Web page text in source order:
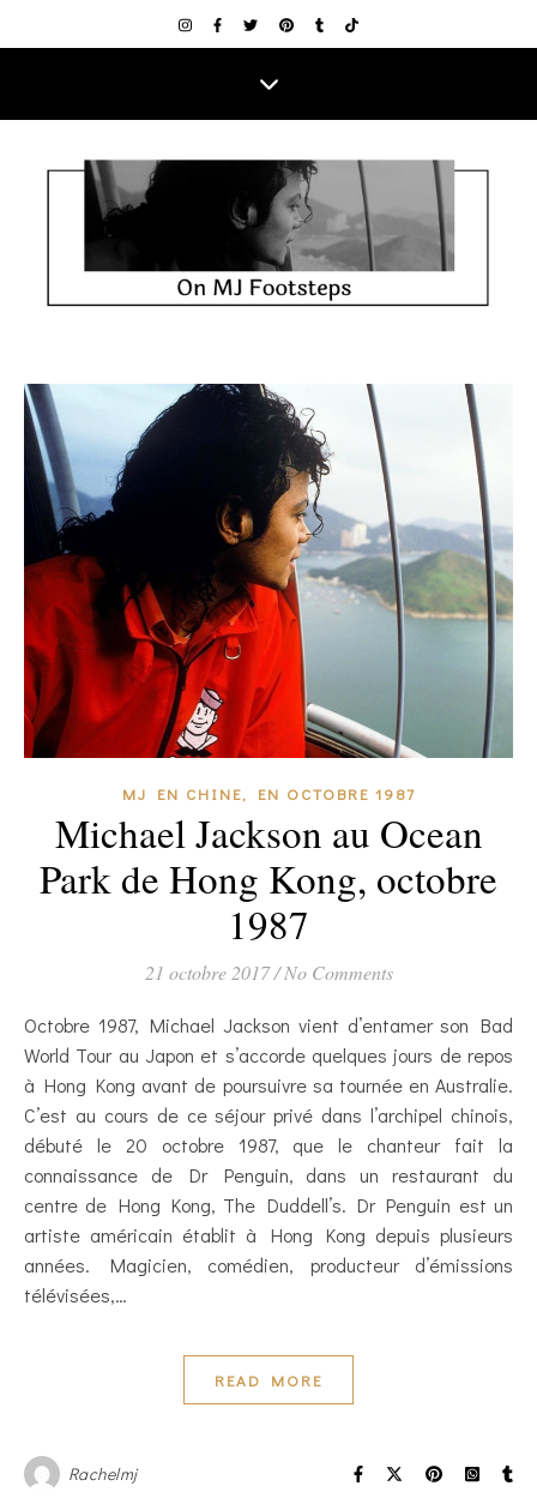
MJ EN CHINE, EN OCTOBRE 1987
Michael Jackson au Ocean
Park de Hong Kong, octobre
1987
21 octobre 2017/ No Comments
Octobre 1987, Michael Jackson vient d’entamer son Bad
World Tour au Japon et s’accorde quelques jours de repos
à Hong Kong avant de poursuivre sa tournée en Australie.
C’est au cours de ce séjour privé dans l’archipel chinois,
débuté le 20 octobre 1987, que le chanteur fait la
connaissance de Dr Penguin, dans un restaurant du
centre de Hong Kong, The Duddell’s. Dr Penguin est un
artiste américain établit à Hong Kong depuis plusieurs
années. Magicien, comédien, producteur d’émissions
télévisées,…
READ MORE
Rachelmj